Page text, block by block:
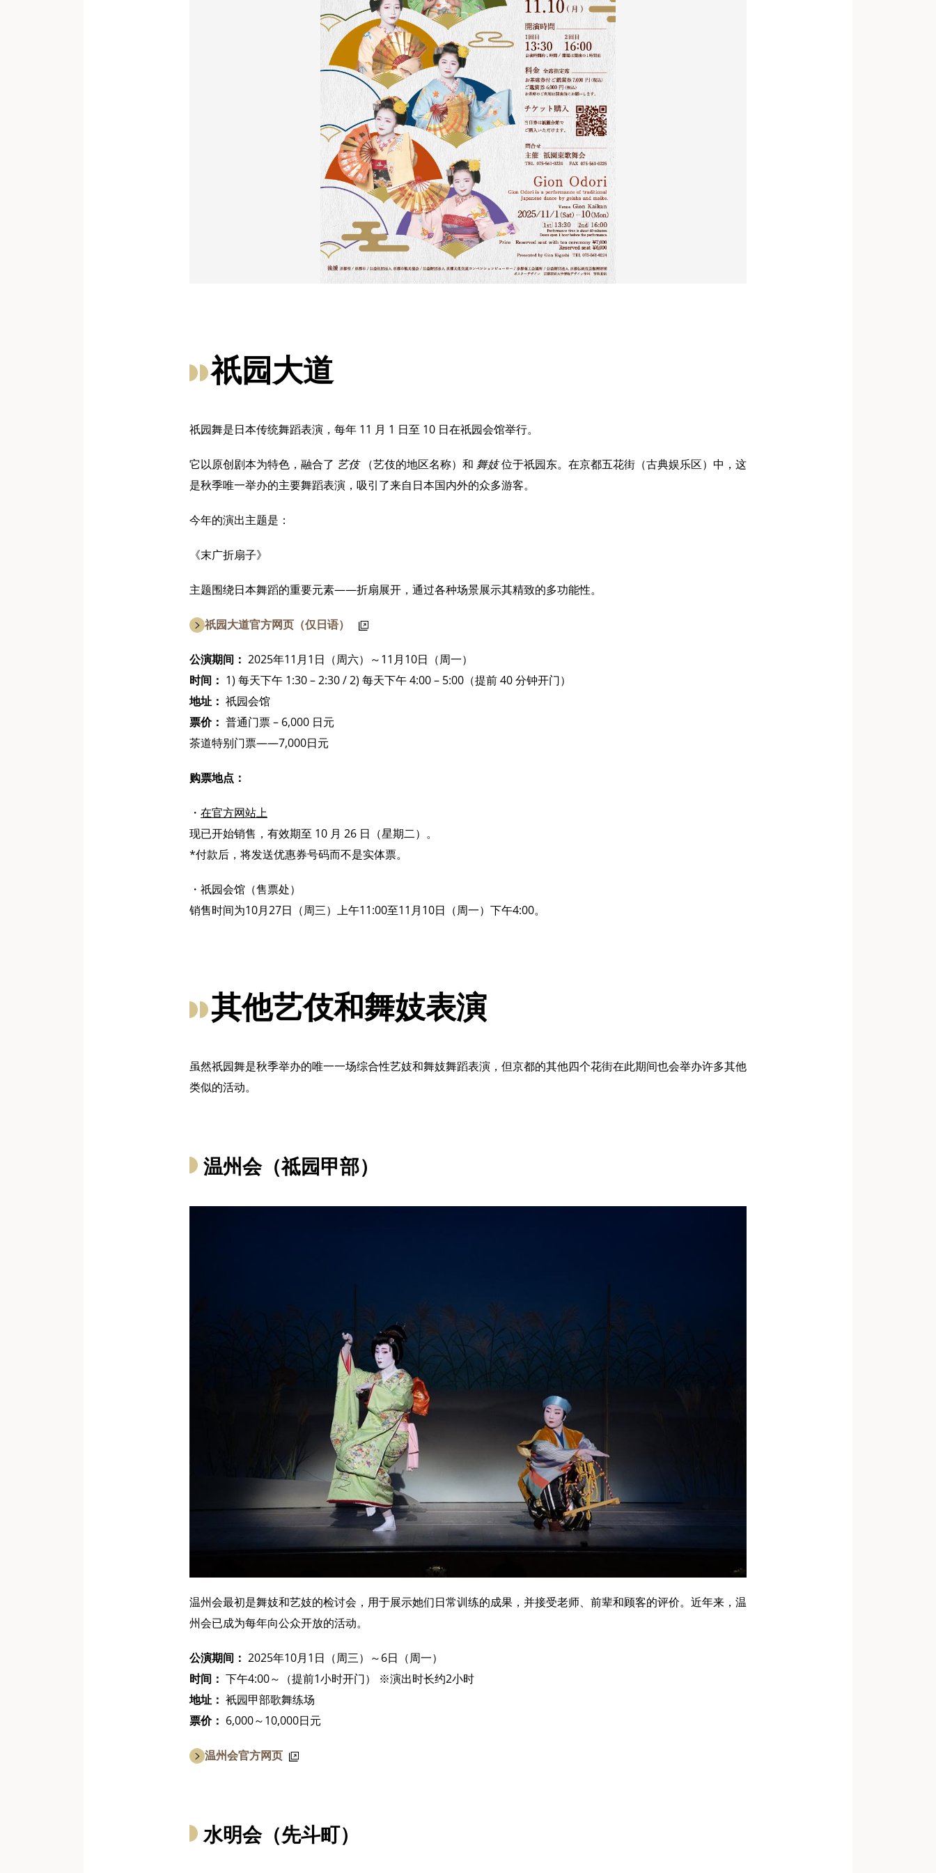
祇园大道
祇园舞是日本传统舞蹈表演，每年 11 月 1 日至 10 日在祇园会馆举行。
它以原创剧本为特色，融合了 艺伎（艺伎的地区名称）和 舞妓位于祇园东。在京都五花街（古典娱乐区）中，这
是秋季唯一举办的主要舞蹈表演，吸引了来自日本国内外的众多游客。
今年的演出主题是：
《末广折扇子》
主题围绕日本舞蹈的重要元素——折扇展开，通过各种场景展示其精致的多功能性。
祇园大道官方网页（仅日语）
公演期间： 2025年11月1日（周六）～11月10日（周一）
时间： 1) 每天下午 1:30 – 2:30 / 2) 每天下午 4:00 – 5:00（提前 40 分钟开门）
地址： 祇园会馆
票价： 普通门票 – 6,000 日元
茶道特别门票——7,000日元
购票地点：
・ 在官方网站上
现已开始销售，有效期至 10 月 26 日（星期二）。
*付款后，将发送优惠券号码而不是实体票。
・祇园会馆（售票处）
销售时间为10月27日（周三）上午11:00至11月10日（周一）下午4:00。
其他艺伎和舞妓表演
虽然祇园舞是秋季举办的唯一一场综合性艺妓和舞妓舞蹈表演，但京都的其他四个花街在此期间也会举办许多其他
类似的活动。
温州会（祗园甲部）
温州会最初是舞妓和艺妓的检讨会，用于展示她们日常训练的成果，并接受老师、前辈和顾客的评价。近年来，温
州会已成为每年向公众开放的活动。
公演期间： 2025年10月1日（周三）～6日（周一）
时间： 下午4:00～（提前1小时开门） ※演出时长约2小时
地址： 衹园甲部歌舞练场
票价： 6,000～10,000日元
温州会官方网页
水明会（先斗町）